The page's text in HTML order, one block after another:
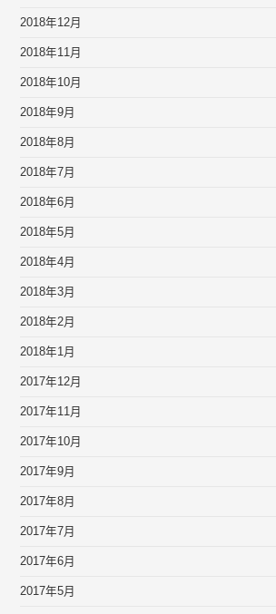
2018年12月
2018年11月
2018年10月
2018年9月
2018年8月
2018年7月
2018年6月
2018年5月
2018年4月
2018年3月
2018年2月
2018年1月
2017年12月
2017年11月
2017年10月
2017年9月
2017年8月
2017年7月
2017年6月
2017年5月